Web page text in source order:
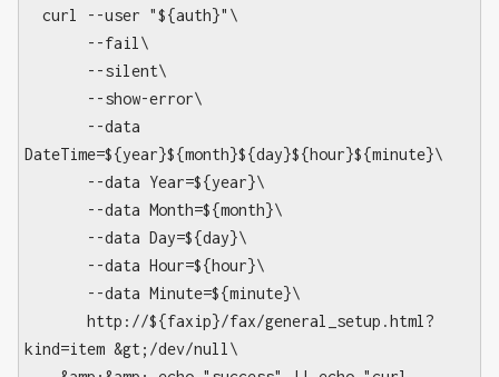
curl --user "${auth}"\
--fail\
--silent\
--show-error\
--data
DateTime=${year}${month}${day}${hour}${minute}\
--data Year=${year}\
--data Month=${month}\
--data Day=${day}\
--data Hour=${hour}\
--data Minute=${minute}\
http://${faxip}/fax/general_setup.html?
kind=item &gt;/dev/null\